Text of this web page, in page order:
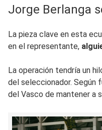
Jorge Berlanga
La pieza clave en esta
en el representante,
La operación tendría un
del seleccionador. Según
del Vasco de mantener a